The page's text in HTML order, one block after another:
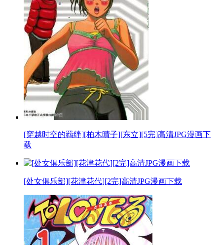
[穿越时空的羁绊][柏木晴子][东立][5完]高清JPG漫画下
载
[处女俱乐部][花津花代][2完]高清JPG漫画下载